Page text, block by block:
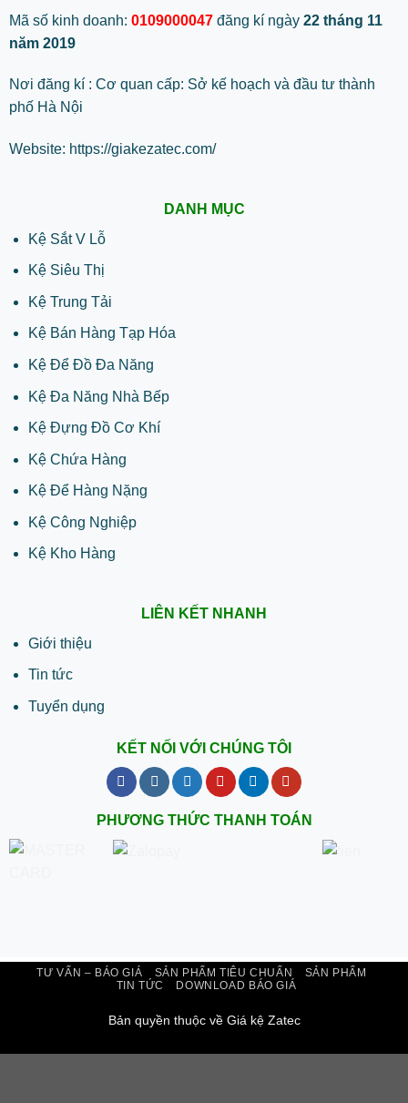
Mã số kinh doanh: 0109000047 đăng kí ngày22 tháng 11
năm 2019
Nơi đăng kí : Cơ quan cấp: Sở kế hoạch và đầu tư thành
phố Hà Nội
Website: https://giakezatec.com/
DANH MỤC
Kệ Sắt V Lỗ
Kệ Siêu Thị
Kệ Trung Tải
Kệ Bán Hàng Tạp Hóa
Kệ Để Đồ Đa Năng
Kệ Đa Năng Nhà Bếp
Kệ Đựng Đồ Cơ Khí
Kệ Chứa Hàng
Kệ Để Hàng Nặng
Kệ Công Nghiệp
Kệ Kho Hàng
LIÊN KẾT NHANH
Giới thiệu
Tin tức
Tuyển dụng
KẾT NỐI VỚI CHÚNG TÔI
PHƯƠNG THỨC THANH TOÁN
TƯ VẤN – BÁO GIÁ SẢN PHẨM TIÊU CHUẨN
SẢN PHẨM
TIN TỨC
DOWNLOAD BÁO GIÁ
Bản quyền thuộc về Giá kệ Zatec